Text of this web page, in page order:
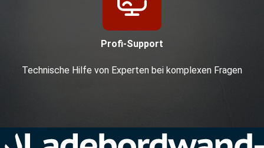
Profi-Support
Technische Hilfe von Experten bei komplexen Fragen